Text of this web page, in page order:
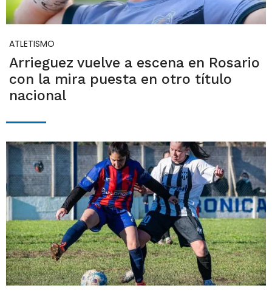
ATLETISMO
Arrieguez vuelve a escena en Rosario
con la mira puesta en otro título
nacional